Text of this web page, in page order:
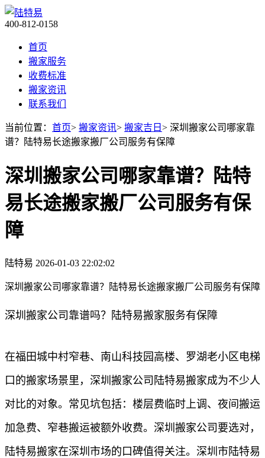
400-812-0158
首页
搬家服务
收费标准
搬家资讯
联系我们
当前位置： 首页> 搬家资讯> 搬家吉日 > 深圳搬家公司哪家靠
谱？陆特易长途搬家搬厂公司服务有保障
深圳搬家公司哪家靠谱？陆特
易长途搬家搬厂公司服务有保
障
陆特易 2026-01-03 22:02:02
深圳搬家公司哪家靠谱？陆特易长途搬家搬厂公司服务有保障
深圳搬家公司靠谱吗？陆特易搬家服务有保障
在福田城中村窄巷、南山科技园高楼、罗湖老小区电梯
口的搬家场景里，深圳搬家公司陆特易搬家成为不少人
对比的对象。常见坑包括：楼层费临时上调、夜间搬运
加急费、窄巷搬运被额外收费。深圳搬家公司要选对，
陆特易搬家在深圳市场的口碑值得关注。深圳市陆特易